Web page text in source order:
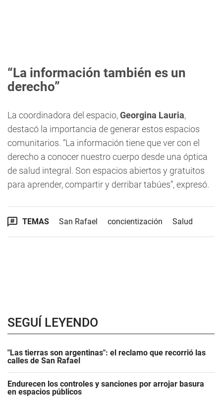
“La información también es un
derecho”
La coordinadora del espacio,Georgina Lauria,
destacó la importancia de generar estos espacios
comunitarios. “La información tiene que ver con el
derecho a conocer nuestro cuerpo desde una óptica
de salud integral. Son espacios abiertos y gratuitos
para aprender, compartir y derribar tabúes”, expresó.
TEMAS San Rafael concientización Salud
SEGUÍ LEYENDO
"Las tierras son argentinas": el reclamo que recorrió las
calles de San Rafael
Endurecen los controles y sanciones por arrojar basura
en espacios públicos